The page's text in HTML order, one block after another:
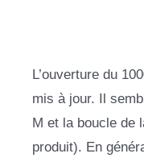
L’ouverture du
mis à jour. Il
M et la boucle de
produit). En